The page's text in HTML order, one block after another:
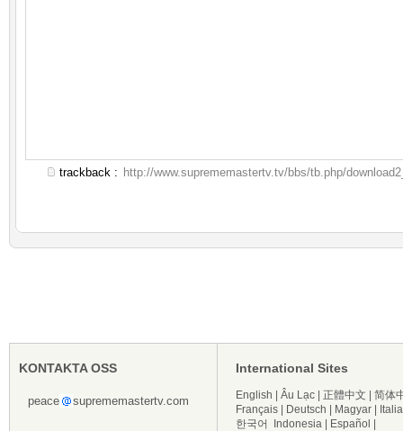
trackback : http://www.suprememastertv.tv/bbs/tb.php/
KONTAKTA OSS
peace suprememastertv.com
International Sites
English Âu Lạc 正體中文
简体
Français
Deutsch Magyar
한국어
Indonesia Español